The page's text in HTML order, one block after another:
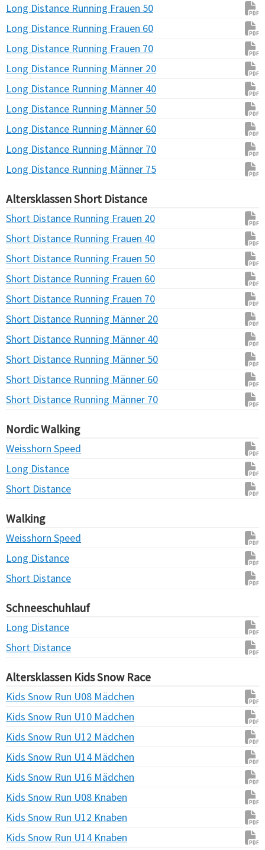
Long Distance Running Frauen 50
Long Distance Running Frauen 60
Long Distance Running Frauen 70
Long Distance Running Männer 20
Long Distance Running Männer 40
Long Distance Running Männer 50
Long Distance Running Männer 60
Long Distance Running Männer 70
Long Distance Running Männer 75
Altersklassen Short Distance
Short Distance Running Frauen 20
Short Distance Running Frauen 40
Short Distance Running Frauen 50
Short Distance Running Frauen 60
Short Distance Running Frauen 70
Short Distance Running Männer 20
Short Distance Running Männer 40
Short Distance Running Männer 50
Short Distance Running Männer 60
Short Distance Running Männer 70
Nordic Walking
Weisshorn Speed
Long Distance
Short Distance
Walking
Weisshorn Speed
Long Distance
Short Distance
Schneeschuhlauf
Long Distance
Short Distance
Altersklassen Kids Snow Race
Kids Snow Run U08 Mädchen
Kids Snow Run U10 Mädchen
Kids Snow Run U12 Mädchen
Kids Snow Run U14 Mädchen
Kids Snow Run U16 Mädchen
Kids Snow Run U08 Knaben
Kids Snow Run U12 Knaben
Kids Snow Run U14 Knaben